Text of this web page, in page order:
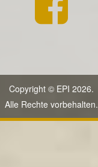
Copyright © EPI 2026.
Alle Rechte vorbehalten.